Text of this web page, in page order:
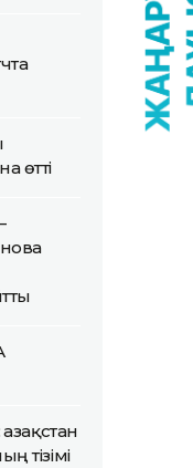
өтті
тізімі